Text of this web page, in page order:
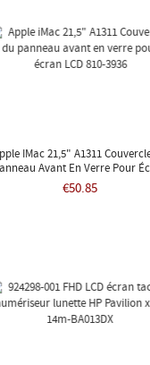
IMac 21,5" A1311
Avant En Verre Pour
LCD 810-3936
€50.85